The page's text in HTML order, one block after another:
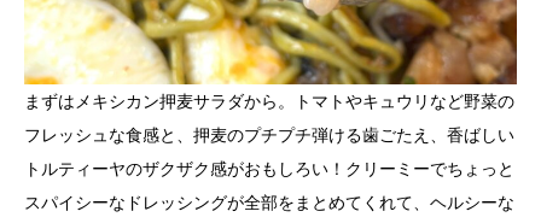
まずはメキシカン押麦サラダから。トマトやキュウリなど野菜の
フレッシュな食感と、押麦のプチプチ弾ける歯ごたえ、香ばしい
トルティーヤのザクザク感がおもしろい！クリーミーでちょっと
スパイシーなドレッシングが全部をまとめてくれて、ヘルシーな